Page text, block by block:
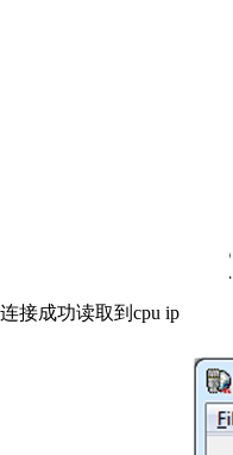
连接成功读取到cpu ip